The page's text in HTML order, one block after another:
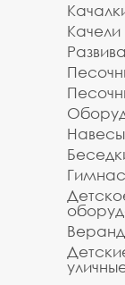
Качели
Навесы